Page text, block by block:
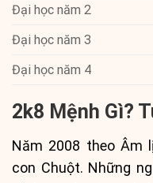
Đại học năm 2
Đại học năm 3
Đại học năm 4
2k8 Mệnh Gì?
Năm 2008 theo Âm
con Chuột. Những